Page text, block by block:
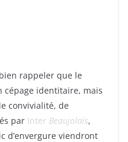
rappeler que le
cépage identitaire, mais
convivialité, de
par Inter Beaujolais,
d’envergure viendront